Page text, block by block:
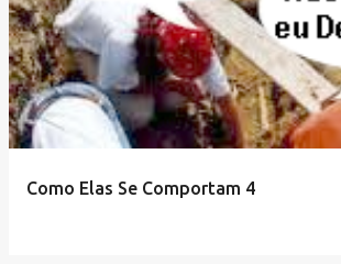
Como Elas Se Comportam 4